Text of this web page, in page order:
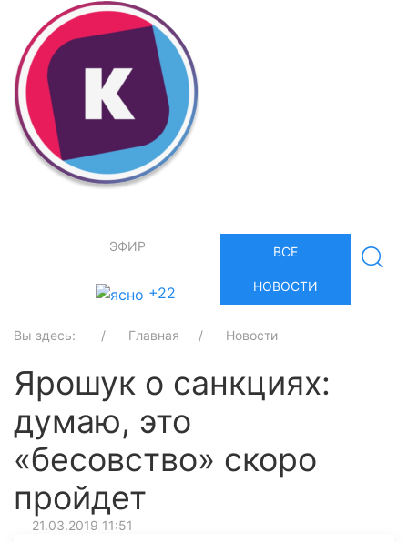
ЭФИР
+22
ВСЕ
НОВОСТИ
Вы здесь: Главная Новости
Ярошук о санкциях:
думаю, это
«бесовство» скоро
пройдет
21.03.2019 11:51